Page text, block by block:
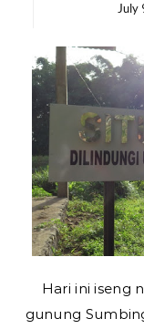
July
Hari ini iseng
gunung